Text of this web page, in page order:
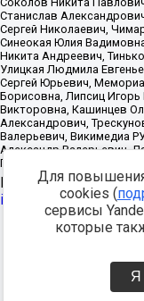
Источник:https://
inostrannyih-agentov-
Разработка -
Для
cookies (
сервисы
которые
Я